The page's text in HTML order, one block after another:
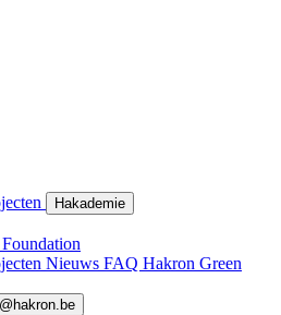
Hakademie
Nieuws FAQ Hakron Green